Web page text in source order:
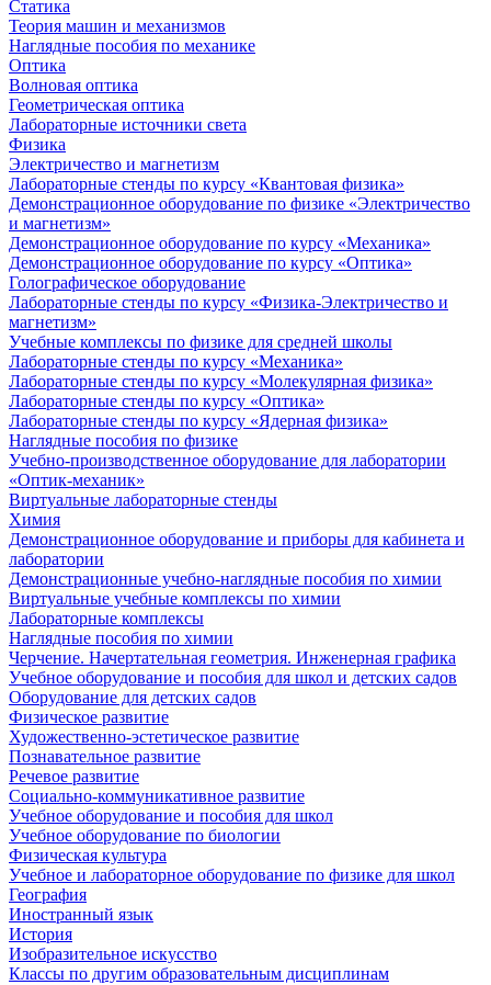
Статика
Теория машин и механизмов
Наглядные пособия по механике
Оптика
Волновая оптика
Геометрическая оптика
Лабораторные источники света
Физика
Электричество и магнетизм
Лабораторные стенды по курсу «Квантовая физика»
Демонстрационное оборудование по физике «Электричество
и магнетизм»
Демонстрационное оборудование по курсу «Механика»
Демонстрационное оборудование по курсу «Оптика»
Голографическое оборудование
Лабораторные стенды по курсу «Физика-Электричество и
магнетизм»
Учебные комплексы по физике для средней школы
Лабораторные стенды по курсу «Механика»
Лабораторные стенды по курсу «Молекулярная физика»
Лабораторные стенды по курсу «Оптика»
Лабораторные стенды по курсу «Ядерная физика»
Наглядные пособия по физике
Учебно-производственное оборудование для лаборатории
«Оптик-механик»
Виртуальные лабораторные стенды
Химия
Демонстрационное оборудование и приборы для кабинета и
лаборатории
Демонстрационные учебно-наглядные пособия по химии
Виртуальные учебные комплексы по химии
Лабораторные комплексы
Наглядные пособия по химии
Черчение. Начертательная геометрия. Инженерная графика
Учебное оборудование и пособия для школ и детских садов
Оборудование для детских садов
Физическое развитие
Художественно-эстетическое развитие
Познавательное развитие
Речевое развитие
Социально-коммуникативное развитие
Учебное оборудование и пособия для школ
Учебное оборудование по биологии
Физическая культура
Учебное и лабораторное оборудование по физике для школ
География
Иностранный язык
История
Изобразительное искусство
Классы по другим образовательным дисциплинам